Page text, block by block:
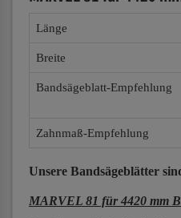
Länge
Breite
Bandsägeblatt-Empfehlung
Zahnmaß-Empfehlung
Unsere Bandsägeblätter
MARVEL 81 für 4420 mm